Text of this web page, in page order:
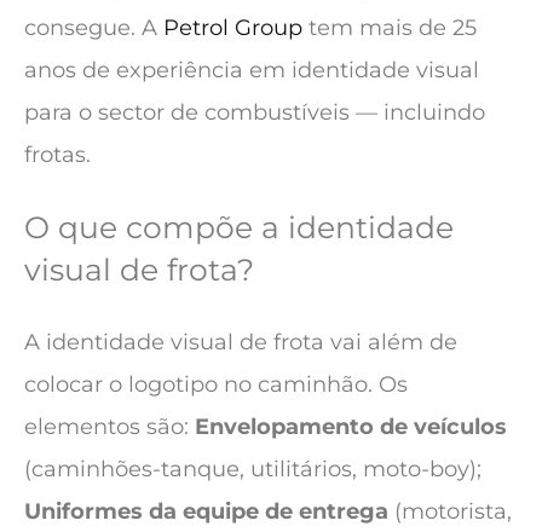
consegue. A Petrol Group tem mais de 25
anos de experiência em identidade visual
para o sector de combustíveis — incluindo
frotas.
O que compõe a identidade
visual de frota?
A identidade visual de frota vai além de
colocar o logotipo no caminhão. Os
elementos são: Envelopamento de veículos
(caminhões-tanque, utilitários, moto-boy);
Uniformes da equipe de entrega (motorista,